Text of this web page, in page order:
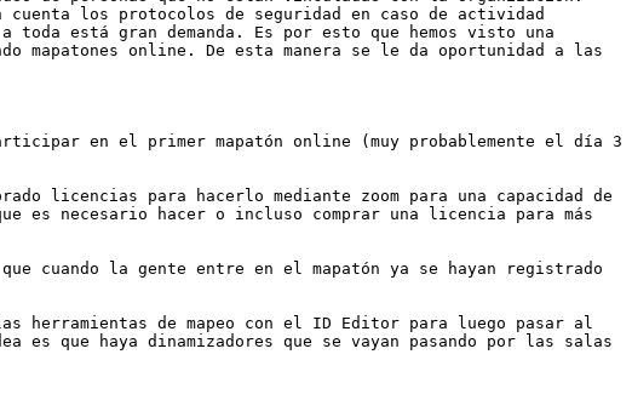
los protocolos de seguridad en caso de actividad
está gran demanda. Es por esto que hemos visto una
mapatones online. De esta manera se le da oportunidad a las
en el primer mapatón online (muy probablemente el día 3
licencias para hacerlo mediante zoom para una capacidad de
es necesario hacer o incluso comprar una licencia para más
cuando la gente entre en el mapatón ya se hayan registrado
de mapeo con el ID Editor para luego pasar al
que haya dinamizadores que se vayan pasando por las salas